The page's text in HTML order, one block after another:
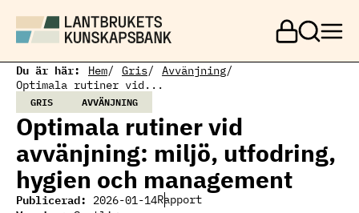
a
Du är här: Hem Gris
Avvänjning
Optimala rutiner vid...
GRIS AVVÄNJNING
Optimala rutiner vid
avvänjning: miljö, utfodring,
hygien och management
Publicerad: 2026-01-14Rapport